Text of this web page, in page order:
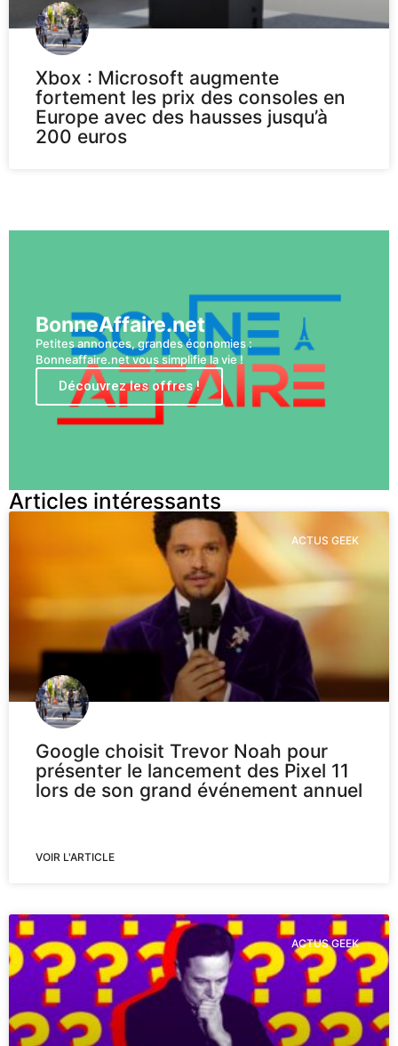
Xbox : Microsoft augmente
fortement les prix des consoles en
Europe avec des hausses jusqu’à
200 euros
BonneAffaire.net
Petites annonces, grandes économies :
Bonneaffaire.net vous simplifie la vie !
Découvrez les offres !
Articles intéressants
ACTUS GEEK
Google choisit Trevor Noah pour
présenter le lancement des Pixel 11
lors de son grand événement annuel
VOIR L'ARTICLE
ACTUS GEEK